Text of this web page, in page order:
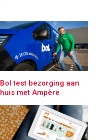
Bol test bezorging aan
huis met Ampère